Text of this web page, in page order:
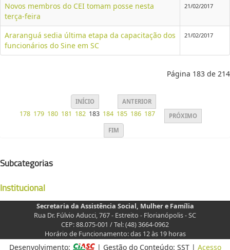
Novos membros do CEI tomam posse nesta
terça-feira
21/02/2017
Araranguá sedia última etapa da capacitação dos
funcionários do Sine em SC
21/02/2017
Página 183 de 214
INÍCIO ANTERIOR
178 179 180 181 182 183 184 185 186 187
PRÓXIMO
FIM
Subcategorias
Institucional
Secretaria da Assistência Social, Mulher e Família
Rua Dr. Fúlvio Aducci, 767 - Estreito - Florianópolis - SC
CEP: 88.075-001 / Tel: (48) 3664-0962
Horário de Funcionamento: das 12 às 19 horas
Desenvolvimento: | Gestão do Conteúdo: SST | Acesso